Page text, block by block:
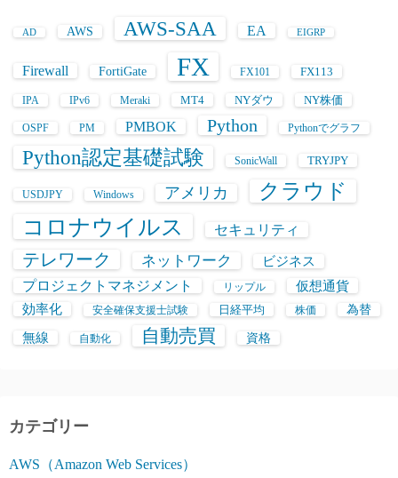
AD AWS AWS-SAA EA EIGRP
Firewall FortiGate FX FX101 FX113
IPA IPv6 Meraki MT4 NYダウ NY株価
OSPF PM PMBOK Python Pythonでグラフ
Python認定基礎試験 SonicWall TRYJPY
USDJPY Windows アメリカ クラウド
コロナウイルス セキュリティ
テレワーク ネットワーク ビジネス
プロジェクトマネジメント リップル 仮想通貨
効率化 安全確保支援士試験 日経平均 株価 為替
無線 自動化 自動売買 資格
カテゴリー
AWS（Amazon Web Services）